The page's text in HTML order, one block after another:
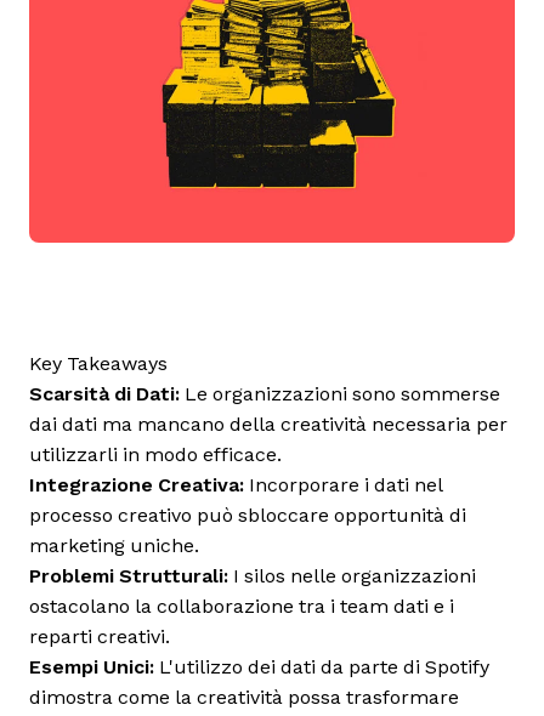
Key Takeaways
Scarsità di Dati: Le organizzazioni sono sommerse
dai dati ma mancano della creatività necessaria per
utilizzarli in modo efficace.
Integrazione Creativa: Incorporare i dati nel
processo creativo può sbloccare opportunità di
marketing uniche.
Problemi Strutturali: I silos nelle organizzazioni
ostacolano la collaborazione tra i team dati e i
reparti creativi.
Esempi Unici: L'utilizzo dei dati da parte di Spotify
dimostra come la creatività possa trasformare